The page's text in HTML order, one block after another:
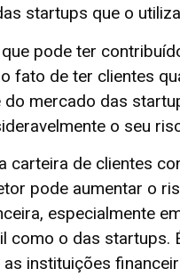
startups que o
pode ter
fato de ter clientes
do mercado das
o seu
carteira de clientes
pode aumentar o
especialmente
como o das startups.
instituições